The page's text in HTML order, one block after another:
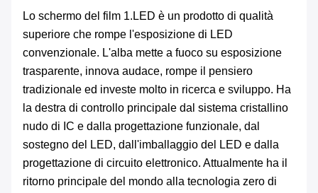
Lo schermo del film 1.LED è un prodotto di qualità
superiore che rompe l'esposizione di LED
convenzionale. L'alba mette a fuoco su esposizione
trasparente, innova audace, rompe il pensiero
tradizionale ed investe molto in ricerca e sviluppo. Ha
la destra di controllo principale dal sistema cristallino
nudo di IC e dalla progettazione funzionale, dal
sostegno del LED, dall'imballaggio del LED e dalla
progettazione di circuito elettronico. Attualmente ha il
ritorno principale del mondo alla tecnologia zero di